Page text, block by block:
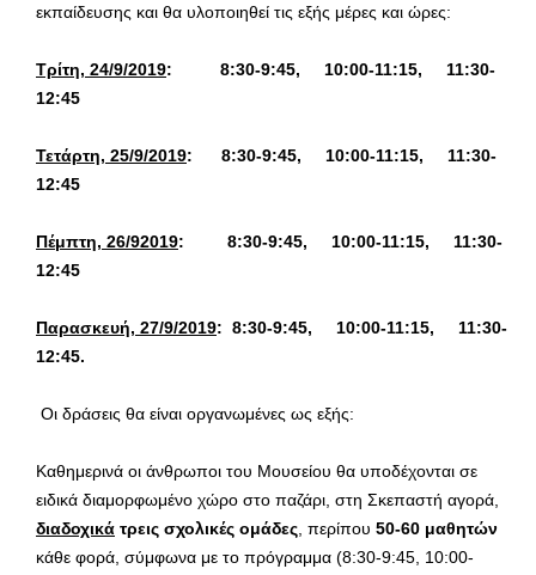
εκπαίδευσης και θα υλοποιηθεί τις εξής μέρες και ώρες:
Τρίτη, 24/9/2019: 8:30-9:45, 10:00-11:15, 11:30-
12:45
Τετάρτη, 25/9/2019: 8:30-9:45, 10:00-11:15, 11:30-
12:45
Πέμπτη, 26/92019: 8:30-9:45, 10:00-11:15, 11:30-
12:45
Παρασκευή, 27/9/2019: 8:30-9:45, 10:00-11:15, 11:30-
12:45.
Οι δράσεις θα είναι οργανωμένες ως εξής:
Καθημερινά οι άνθρωποι του Μουσείου θα υποδέχονται σε
ειδικά διαμορφωμένο χώρο στο παζάρι, στη Σκεπαστή αγορά,
διαδοχικά τρεις σχολικές ομάδες, περίπου 50-60 μαθητών
κάθε φορά, σύμφωνα με το πρόγραμμα (8:30-9:45, 10:00-